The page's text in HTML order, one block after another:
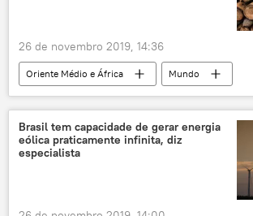
26 de novembro 2019, 14:36
Oriente Médio e África
Mundo
Notícias
Síria
armas químicas
Brasil tem capacidade de gerar energia
eólica praticamente infinita, diz
especialista